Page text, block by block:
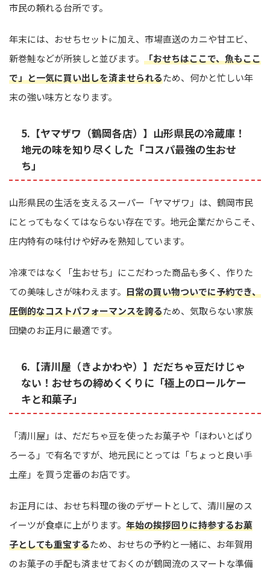
市民の頼れる台所です。
年末には、おせちセットに加え、市場直送のカニや甘エビ、
新巻鮭などが所狭しと並びます。 「おせちはここで、魚もここ
で」と一気に買い出しを済ませられるため、何かと忙しい年
末の強い味方となります。
5.【ヤマザワ（鶴岡各店）】山形県民の冷蔵庫！
地元の味を知り尽くした「コスパ最強の生おせ
ち」
山形県民の生活を支えるスーパー「ヤマザワ」は、鶴岡市民
にとってもなくてはならない存在です。地元企業だからこそ、
庄内特有の味付けや好みを熟知しています。
冷凍ではなく「生おせち」にこだわった商品も多く、作りた
ての美味しさが味わえます。 日常の買い物ついでに予約でき、
圧倒的なコストパフォーマンスを誇るため、気取らない家族
団欒のお正月に最適です。
6.【清川屋（きよかわや）】だだちゃ豆だけじゃ
ない！おせちの締めくくりに「極上のロールケー
キと和菓子」
「清川屋」は、だだちゃ豆を使ったお菓子や「ほわいとぱり
ろーる」で有名ですが、地元民にとっては「ちょっと良い手
土産」を買う定番のお店です。
お正月には、おせち料理の後のデザートとして、清川屋のス
イーツが食卓に上がります。 年始の挨拶回りに持参するお菓
子としても重宝するため、おせちの予約と一緒に、お年賀用
のお菓子の手配も済ませておくのが鶴岡流のスマートな準備